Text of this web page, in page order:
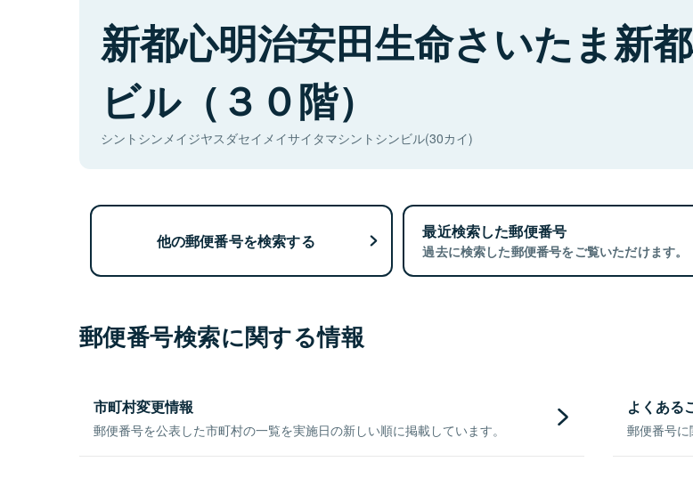
新都心明治安田生命さいたま新
ビル（３０階）
シントシンメイジヤスダセイメイサイタマシントシンビル(30カイ)
他の郵便番号を検索する 最近検索した郵便番号
過去に検索した郵便番号をご覧いただけます。
郵便番号検索に関する情報
市町村変更情報
郵便番号を公表した市町村の一覧を実施日の新しい順に掲載しています。
よくある
郵便番号に